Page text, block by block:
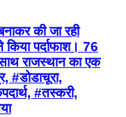
की जा रही
पर्दाफाश। 76
राजस्थान का एक
#डोडाचूरा,
#तस्करी,